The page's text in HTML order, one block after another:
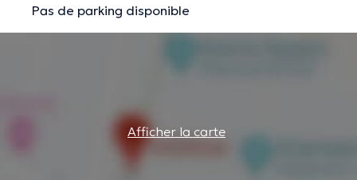
Pas de parking disponible
Afficher la carte